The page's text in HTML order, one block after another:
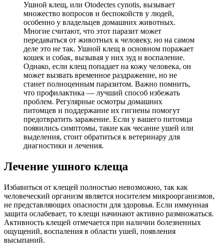
Ушной клещ, или Otodectes cynotis, вызывает
множество вопросов и беспокойств у людей,
особенно у владельцев домашних животных.
Многие считают, что этот паразит может
передаваться от животных к человеку, но на самом
деле это не так. Ушной клещ в основном поражает
кошек и собак, вызывая у них зуд и воспаление.
Однако, если клещ попадает на кожу человека, он
может вызвать временное раздражение, но не
станет полноценным паразитом. Важно помнить,
что профилактика — лучший способ избежать
проблем. Регулярные осмотры домашних
питомцев и поддержание их гигиены помогут
предотвратить заражение. Если у вашего питомца
появились симптомы, такие как чесание ушей или
выделения, стоит обратиться к ветеринару для
диагностики и лечения.
Лечение ушного клеща
Избавиться от клещей полностью невозможно, так как
человеческий организм является носителем микроорганизмов,
не представляющих опасности для здоровья. Если иммунная
защита ослабевает, то клещи начинают активно размножаться.
Активность клещей отмечается при наличии болезненных
ощущений, воспаления в области ушей, появления
высыпаний.